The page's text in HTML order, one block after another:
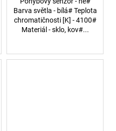
Barva světla - bílá# Teplota
chromatičnosti [K] - 4100#
Materiál - sklo, kov#...